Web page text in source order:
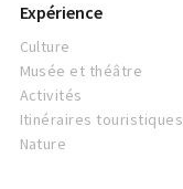
Expérience
Culture
Musée et théâtre
Activités
Itinéraires touristiques
Nature